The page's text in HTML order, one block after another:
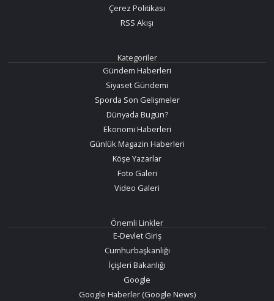
Çerez Politikası
RSS Akışı
Kategoriler
Gündem Haberleri
Siyaset Gündemi
Sporda Son Gelişmeler
Dünyada Bugün?
Ekonomi Haberleri
Günlük Magazin Haberleri
Köşe Yazarlar
Foto Galeri
Video Galeri
Önemli Linkler
E-Devlet Giriş
Cumhurbaşkanlığı
İçişleri Bakanlığı
Google
Google Haberler (Google News)